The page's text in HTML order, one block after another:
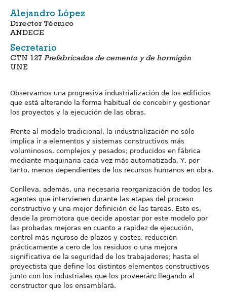
Alejandro López
Director Técnico
ANDECE
Secretario
CTN 127 Prefabricados de cemento y de hormigón
UNE
Observamos una progresiva industrialización de los edificios
que está alterando la forma habitual de concebir y gestionar
los proyectos y la ejecución de las obras.
Frente al modelo tradicional, la industrialización no sólo
implica ir a elementos y sistemas constructivos más
voluminosos, complejos y pesados; producidos en fábrica
mediante maquinaria cada vez más automatizada. Y, por
tanto, menos dependientes de los recursos humanos en obra.
Conlleva, además, una necesaria reorganización de todos los
agentes que intervienen durante las etapas del proceso
constructivo y una mejor definición de las tareas. Esto es,
desde la promotora que decide apostar por este modelo por
las probadas mejoras en cuanto a rapidez de ejecución,
control más riguroso de plazos y costes, reducción
prácticamente a cero de los residuos o una mejora
significativa de la seguridad de los trabajadores; hasta el
proyectista que define los distintos elementos constructivos
junto con los industriales que los proveerán; llegando al
constructor que los ensamblará.